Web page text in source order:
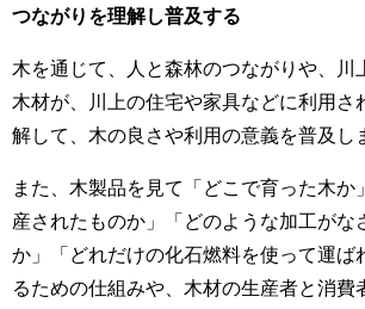
つながりを理解し普及する
木を通じて、人と森林のつながりや、川
木材が、川上の住宅や家具などに利用さ
解して、木の良さや利用の意義を普及し
また、木製品を見て「どこで育った木か
産されたものか」「どのような加工がな
か」「どれだけの化石燃料を使って運ば
るための仕組みや、木材の生産者と消費